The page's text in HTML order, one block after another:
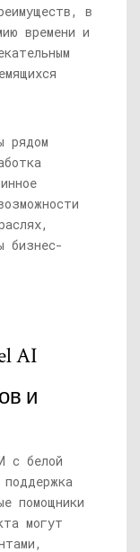
в
времени и
рядом
бизнес-
AI
и
с белой
помощники
могут